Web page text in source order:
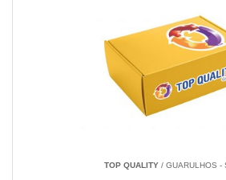
TOP QUALITY/ GUARULHOS -